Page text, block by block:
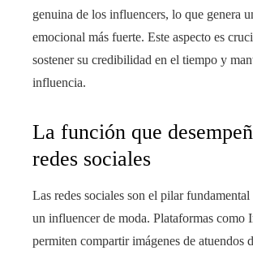
genuina de los influencers, lo que genera
emocional más fuerte. Este aspecto es
sostener su credibilidad en el tiempo y
influencia.
La función que
redes sociales
Las redes sociales son el pilar
un influencer de moda. Plataformas como
permiten compartir imágenes de atuendos